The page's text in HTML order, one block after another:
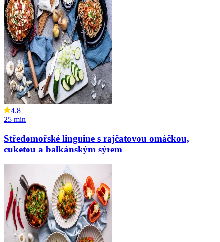
4.8
25 min
Středomořské linguine s rajčatovou omáčkou,
cuketou a balkánským sýrem